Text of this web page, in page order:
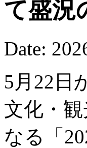
て盛況
Date:
5月22日
文化・
なる「